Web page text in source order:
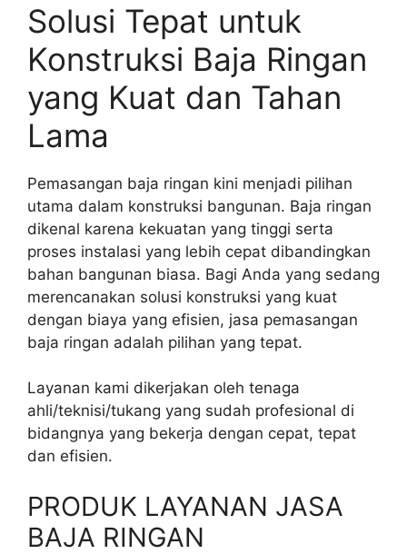
Solusi Tepat untuk
Konstruksi Baja Ringan
yang Kuat dan Tahan
Lama
Pemasangan baja ringan kini menjadi pilihan
utama dalam konstruksi bangunan. Baja ringan
dikenal karena kekuatan yang tinggi serta
proses instalasi yang lebih cepat dibandingkan
bahan bangunan biasa. Bagi Anda yang sedang
merencanakan solusi konstruksi yang kuat
dengan biaya yang efisien, jasa pemasangan
baja ringan adalah pilihan yang tepat.
Layanan kami dikerjakan oleh tenaga
ahli/teknisi/tukang yang sudah profesional di
bidangnya yang bekerja dengan cepat, tepat
dan efisien.
PRODUK LAYANAN JASA
BAJA RINGAN